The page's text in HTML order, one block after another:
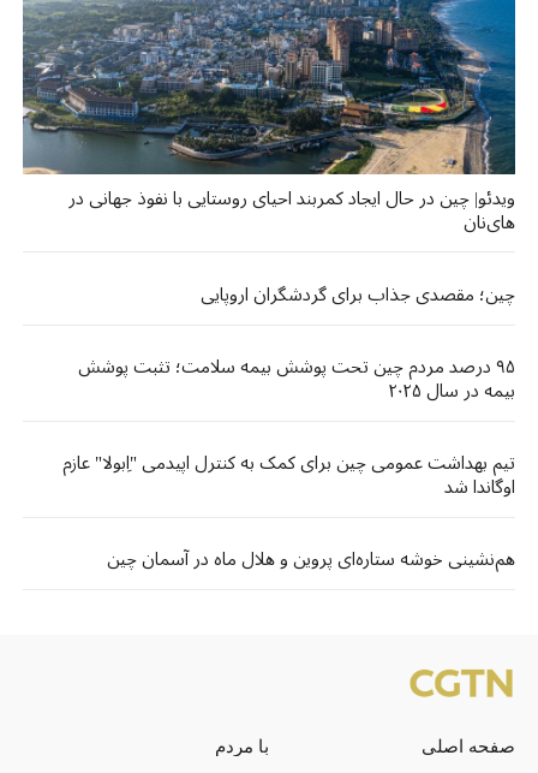
ویدئو| چین در حال ایجاد کمربند احیای روستایی با نفوذ جهانی در
های‌نان
چین؛ مقصدی جذاب برای گردشگران اروپایی
۹۵ درصد مردم چین تحت پوشش بیمه سلامت؛ تثبت پوشش
بیمه در سال ۲۰۲۵
تیم بهداشت عمومی چین برای کمک به کنترل اپیدمی "اِبولا" عازم
اوگاندا شد
هم‌نشینی خوشه ستاره‌ای پروین و هلال ماه در آسمان چین
صفحه اصلی
با مردم